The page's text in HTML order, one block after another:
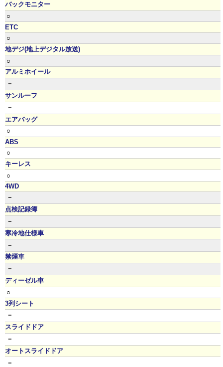
バックモニター
○
ETC
○
地デジ(地上デジタル放送)
○
アルミホイール
－
サンルーフ
－
エアバッグ
○
ABS
○
キーレス
○
4WD
－
点検記録簿
－
寒冷地仕様車
－
禁煙車
－
ディーゼル車
○
3列シート
－
スライドドア
－
オートスライドドア
－